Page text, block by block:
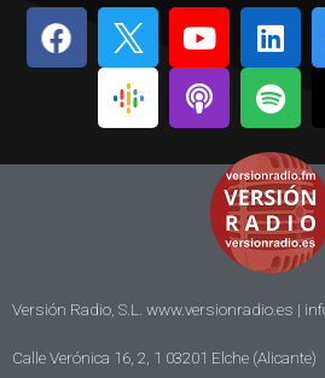
Versión Radio, S.L. www.versionradio.es |
Calle Verónica 16, 2, 1 03201 Elche (Alicante)